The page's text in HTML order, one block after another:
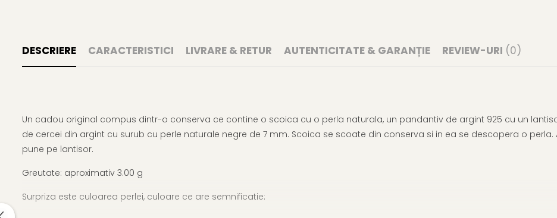
DESCRIERE CARACTERISTICI LIVRARE & RETUR AUTENTICITATE & GARANȚIE REVIEW-URI (0)
Un cadou original compus dintr-o conserva ce contine o scoica cu o perla naturala, un pandantiv de argint 925 cu un
de cercei din argint cu surub cu perle naturale negre de 7 mm. Scoica se scoate din conserva si in ea se descopera o
pune pe lantisor.
Greutate: aproximativ 3.00 g
Surpriza este culoarea perlei, culoare ce are semnificatie: